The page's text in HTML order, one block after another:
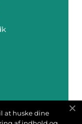
at huske dine